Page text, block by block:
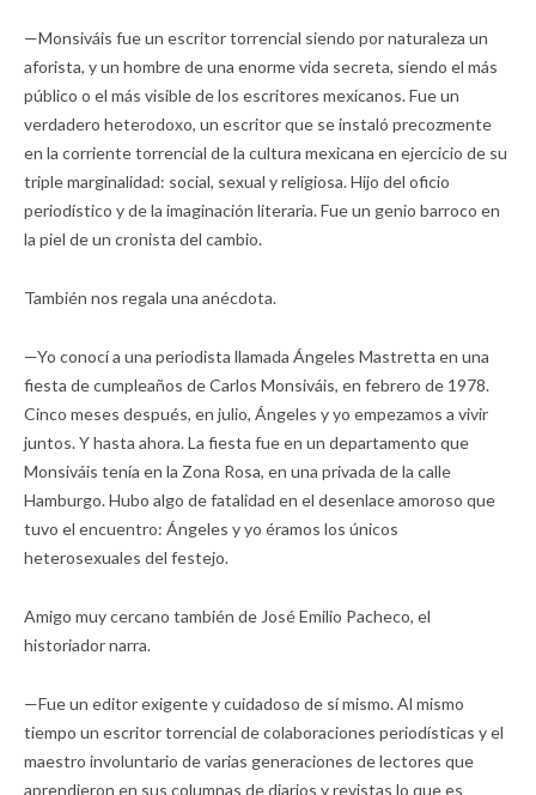
—Monsiváis fue un escritor torrencial siendo por naturaleza un
aforista, y un hombre de una enorme vida secreta, siendo el más
público o el más visible de los escritores mexicanos. Fue un
verdadero heterodoxo, un escritor que se instaló precozmente
en la corriente torrencial de la cultura mexicana en ejercicio de su
triple marginalidad: social, sexual y religiosa. Hijo del oficio
periodístico y de la imaginación literaria. Fue un genio barroco en
la piel de un cronista del cambio.
También nos regala una anécdota.
—Yo conocí a una periodista llamada Ángeles Mastretta en una
fiesta de cumpleaños de Carlos Monsiváis, en febrero de 1978.
Cinco meses después, en julio, Ángeles y yo empezamos a vivir
juntos. Y hasta ahora. La fiesta fue en un departamento que
Monsiváis tenía en la Zona Rosa, en una privada de la calle
Hamburgo. Hubo algo de fatalidad en el desenlace amoroso que
tuvo el encuentro: Ángeles y yo éramos los únicos
heterosexuales del festejo.
Amigo muy cercano también de José Emilio Pacheco, el
historiador narra.
—Fue un editor exigente y cuidadoso de sí mismo. Al mismo
tiempo un escritor torrencial de colaboraciones periodísticas y el
maestro involuntario de varias generaciones de lectores que
aprendieron en sus columnas de diarios y revistas lo que es